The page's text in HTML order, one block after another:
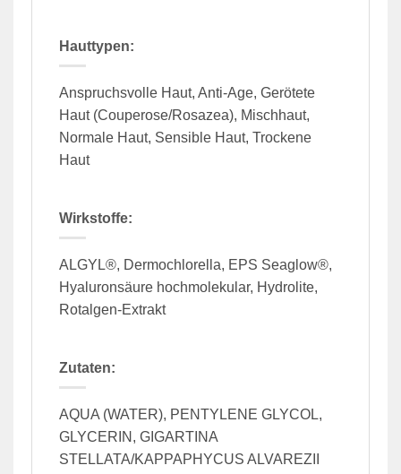
Hauttypen:
Anspruchsvolle Haut, Anti-Age, Gerötete
Haut (Couperose/Rosazea), Mischhaut,
Normale Haut, Sensible Haut, Trockene
Haut
Wirkstoffe:
ALGYL®, Dermochlorella, EPS Seaglow®,
Hyaluronsäure hochmolekular, Hydrolite,
Rotalgen-Extrakt
Zutaten:
AQUA (WATER), PENTYLENE GLYCOL,
GLYCERIN, GIGARTINA
STELLATA/KAPPAPHYCUS ALVAREZII